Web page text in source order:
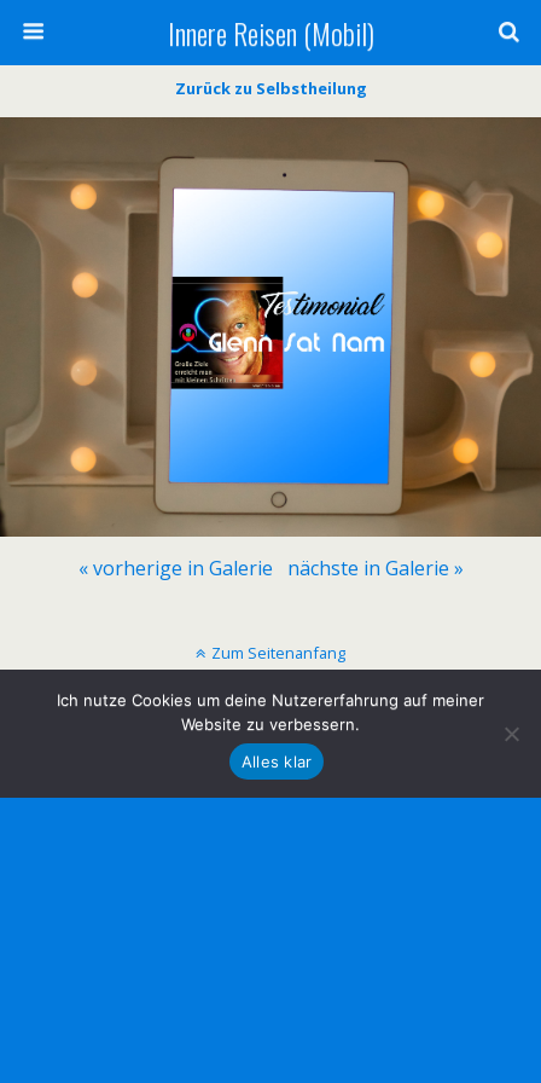
Innere Reisen (Mobil)
Zurück zu Selbstheilung
« vorherige in Galerie nächste in Galerie »
Zum Seitenanfang
Mobil Desktop
Ich nutze Cookies um deine Nutzererfahrung auf meiner
Website zu verbessern.
Alles klar